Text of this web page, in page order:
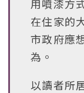
用噴漆方
在住家的
市政府應
為。
以讀者所